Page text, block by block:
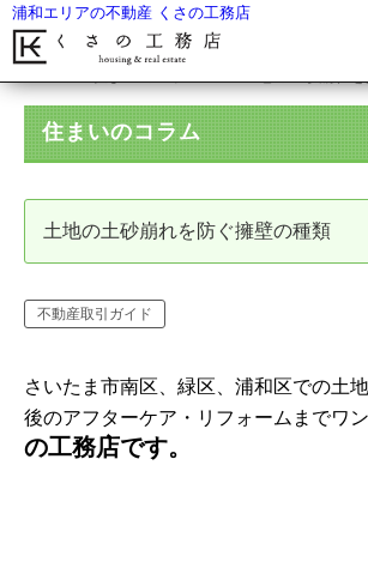
浦和エリアの不動産 くさの工務店
土地の土砂崩れ
住まいのコラム
土地の土砂崩れを防ぐ擁壁の種類
不動産取引ガイド
さいたま市南区、緑区、浦和区での土
後のアフターケア・リフォームまでワ
の工務店です。